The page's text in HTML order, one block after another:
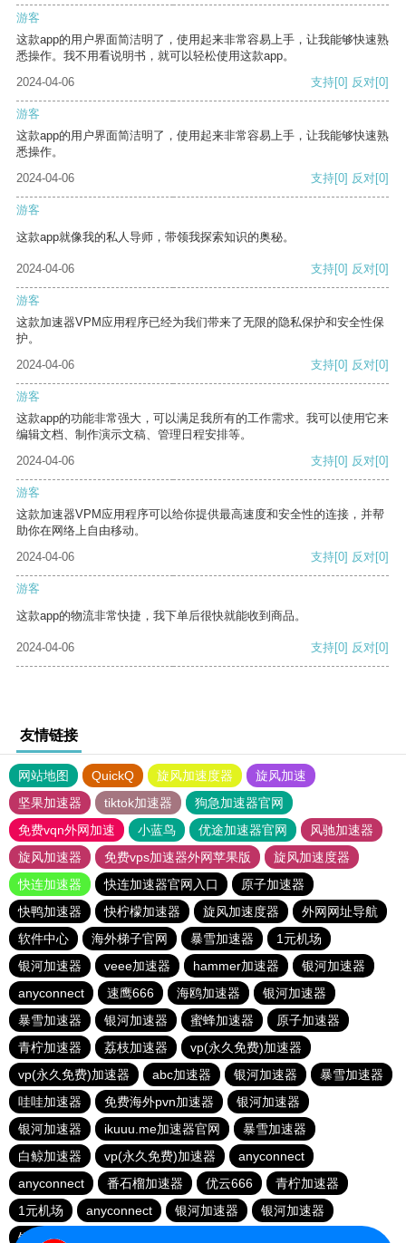
游客
这款app的用户界面简洁明了，使用起来非常容易上手，让我能够快速熟
悉操作。我不用看说明书，就可以轻松使用这款app。
2024-04-06
支持[0] 反对[0]
游客
这款app的用户界面简洁明了，使用起来非常容易上手，让我能够快速熟
悉操作。
2024-04-06
支持[0] 反对[0]
游客
这款app就像我的私人导师，带领我探索知识的奥秘。
2024-04-06 支持[0] 反对[0]
游客
这款加速器VPM应用程序已经为我们带来了无限的隐私保护和安全性保
护。
2024-04-06
支持[0] 反对[0]
游客
这款app的功能非常强大，可以满足我所有的工作需求。我可以使用它来
编辑文档、制作演示文稿、管理日程安排等。
2024-04-06
支持[0] 反对[0]
游客
这款加速器VPM应用程序可以给你提供最高速度和安全性的连接，并帮
助你在网络上自由移动。
2024-04-06
支持[0] 反对[0]
游客
这款app的物流非常快捷，我下单后很快就能收到商品。
2024-04-06 支持[0] 反对[0]
友情链接
网站地图 QuickQ 旋风加速度器
旋风加速
坚果加速器
tiktok加速器
狗急加速器官网
免费vqn外网加速
小蓝鸟 优途加速器官网
风驰加速器
旋风加速器
免费vps加速器外网苹果版
旋风加速度器
快连加速器
快连加速器官网入口
原子加速器
快鸭加速器
快柠檬加速器 旋风加速度器
外网网址导航
软件中心
海外梯子官网 暴雪加速器
1元机场
银河加速器
veee加速器 hammer加速器
银河加速器
anyconnect
速鹰666 海鸥加速器
银河加速器
暴雪加速器
银河加速器 蜜蜂加速器
原子加速器
青柠加速器
荔枝加速器
vp(永久免费)加速器
vp(永久免费)加速器
abc加速器 银河加速器
暴雪加速器
哇哇加速器
免费海外pvn加速器
银河加速器
银河加速器
ikuuu.me加速器官网
暴雪加速器
白鲸加速器
vp(永久免费)加速器
anyconnect
anyconnect
番石榴加速器 优云666
青柠加速器
1元机场
anyconnect 银河加速器
银河加速器
银河加速器